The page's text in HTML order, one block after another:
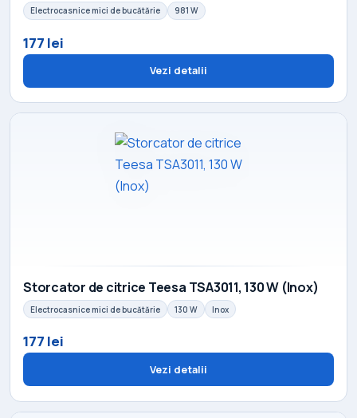
Electrocasnice mici de bucătărie 981 W
177 lei
Vezi detalii
Storcator de citrice Teesa TSA3011, 130 W (Inox)
Electrocasnice mici de bucătărie 130 W Inox
177 lei
Vezi detalii